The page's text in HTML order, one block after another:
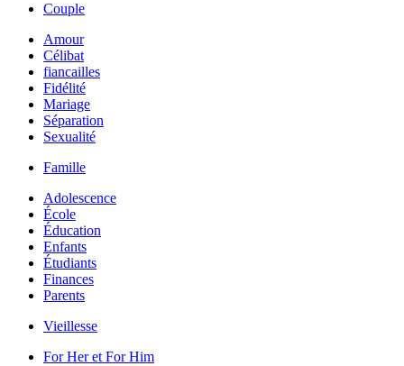
Couple
Amour
Célibat
fiancailles
Fidélité
Mariage
Séparation
Sexualité
Famille
Adolescence
École
Éducation
Enfants
Étudiants
Finances
Parents
Vieillesse
For Her et For Him